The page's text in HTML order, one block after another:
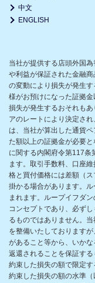
中文
ENGLISH
当社が提供する店頭外国
や利益が保証された金融
の変動により損失が発生
様がお預けになった証拠
損失が発生するおそれも
アのレートにより決定さ
は、当社が算出した通貨
た額以上の証拠金が必要
に関する内閣府令第117条
ます。取引手数料、口座
格と買付価格には差額（
掛かる場合があります。
まれます。ループイフダ
コンセプトであり、必ず
るものではありません。
を整備いたしております
があること等から、いか
返還されることを保証す
約束した損失の額で限定
約束した損失の額の水準